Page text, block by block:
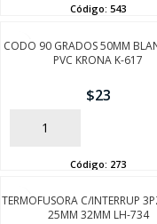
Código: 543
CODO 90 GRADOS 50MM
PVC KRONA K-617
$23
AÑADIR
Código: 273
TERMOFUSORA C/INTERRUP
25MM 32MM LH-734